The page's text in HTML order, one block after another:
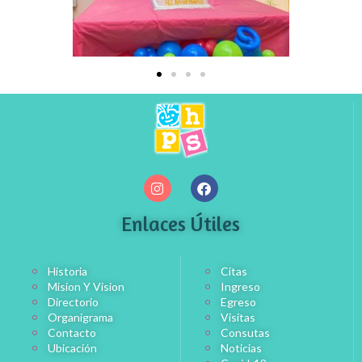
Enlaces Útiles
Historia
Mision Y Vision
Directorio
Organigrama
Contacto
Ubicación
Citas
Ingreso
Egreso
Visitas
Consutas
Noticias